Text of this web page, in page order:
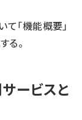
「機能概要」
る。
ービスと